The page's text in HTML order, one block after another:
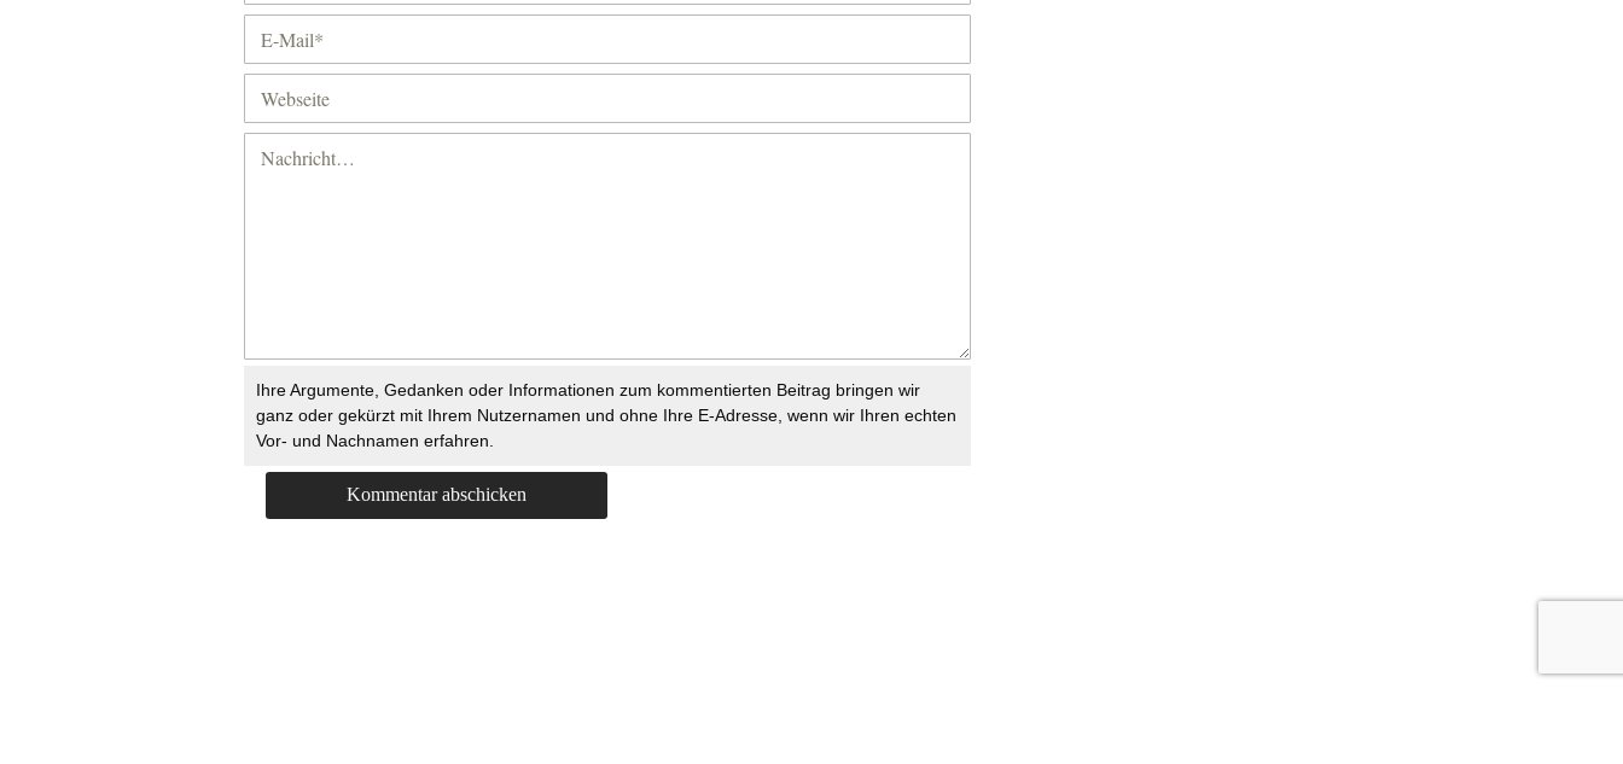
Ihre Argumente, Gedanken oder Informationen zum kommentierten Beitrag bringen wir
ganz oder gekürzt mit Ihrem Nutzernamen und ohne Ihre E-Adresse, wenn wir Ihren echten
Vor- und Nachnamen erfahren.